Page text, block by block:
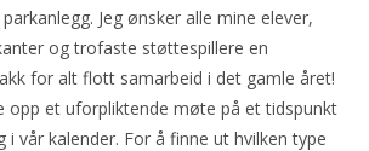
Jeg ønsker alle mine elever,
og trofaste støttespillere en
for alt flott samarbeid i det gamle året!
opp et uforpliktende møte på et tidspunkt
i vår kalender. For å finne ut hvilken type